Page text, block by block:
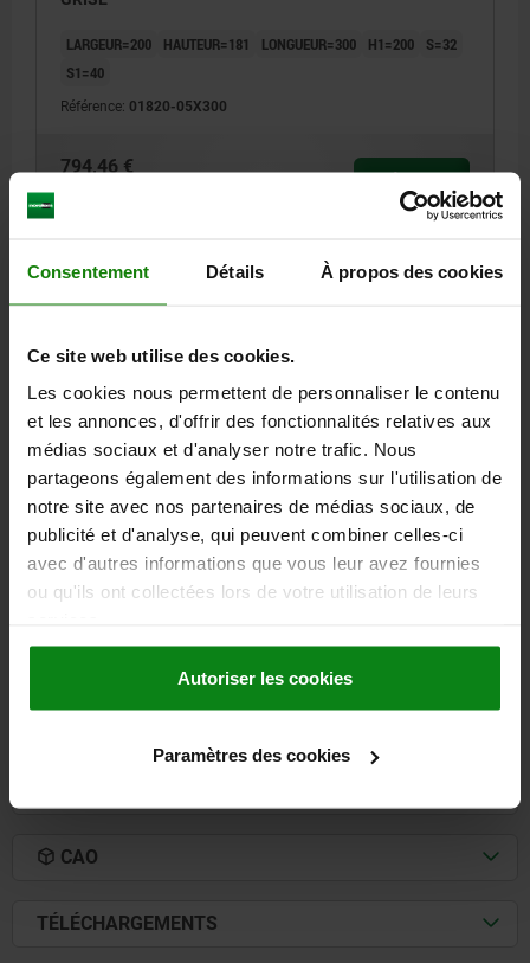
Consentement Détails À propos des cookies
Ce site web utilise des cookies.
Les cookies nous permettent de personnaliser le contenu
et les annonces, d'offrir des fonctionnalités relatives aux
médias sociaux et d'analyser notre trafic. Nous
partageons également des informations sur l'utilisation de
notre site avec nos partenaires de médias sociaux, de
publicité et d'analyse, qui peuvent combiner celles-ci
avec d'autres informations que vous leur avez fournies
ou qu'ils ont collectées lors de votre utilisation de leurs
Autoriser les cookies
Paramètres des cookies
LARGEUR=200 HAUTEUR=181 LONGUEUR=300 H1=200
S=32
S1=40
Référence: 01820-05X300
794,46 €
01820
PROFIL OBLIQUE 45 DEGRÉS L=600 200X181 FONTE
GRISE
LARGEUR=200 HAUTEUR=181 LONGUEUR=600 H1=200
S=32
S1=40
Référence: 01820-05X600
CAO
TÉLÉCHARGEMENTS